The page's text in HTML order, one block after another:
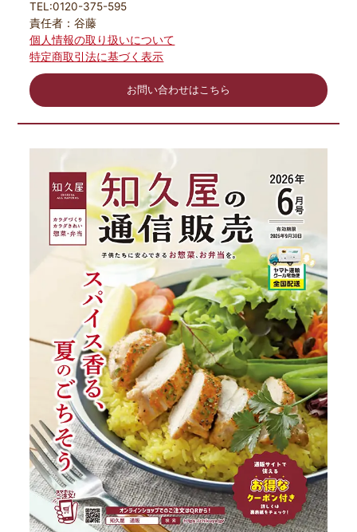
TEL:0120-375-595
責任者：谷藤
個人情報の取り扱いについて
特定商取引法に基づく表示
お問い合わせはこちら